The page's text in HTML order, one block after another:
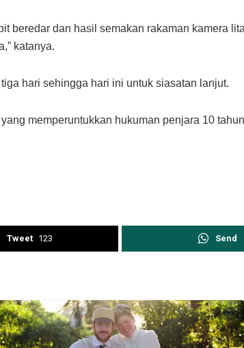
beredar dan hasil semakan rakaman kamera
katanya.
hari sehingga hari ini untuk siasatan lanjut.
memperuntukkan hukuman penjara 10
Tweet 123 Send